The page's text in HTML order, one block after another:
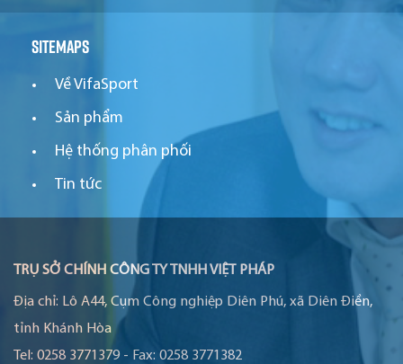
Sitemaps
Về VifaSport
Sản phẩm
Hệ thống phân phối
Tin tức
TRỤ SỞ CHÍNH CÔNG TY TNHH VIỆT PHÁP
Địa chỉ: Lô A44, Cụm Công nghiệp Diên Phú, xã Diên Điền,
tỉnh Khánh Hòa
Tel: 0258 3771379 - Fax: 0258 3771382